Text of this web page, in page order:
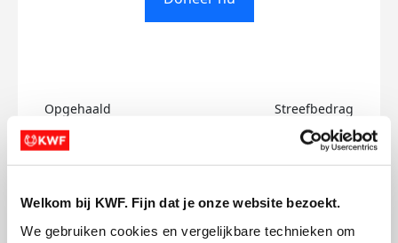
Welkom bij KWF. Fijn dat je onze website bezoekt.
We gebruiken cookies en vergelijkbare technieken om
Opgehaald
€0
Streefbedrag
€500